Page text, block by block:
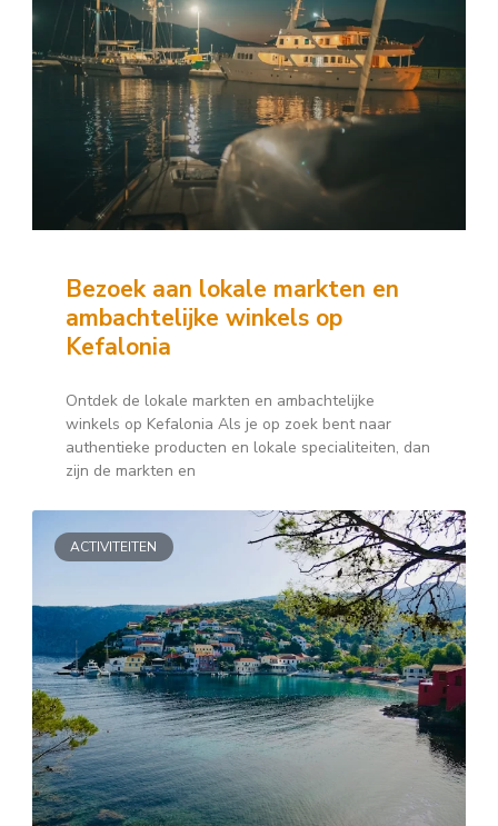
Bezoek aan lokale markten en
ambachtelijke winkels op
Kefalonia
Ontdek de lokale markten en ambachtelijke
winkels op Kefalonia Als je op zoek bent naar
authentieke producten en lokale specialiteiten, dan
zijn de markten en
ACTIVITEITEN